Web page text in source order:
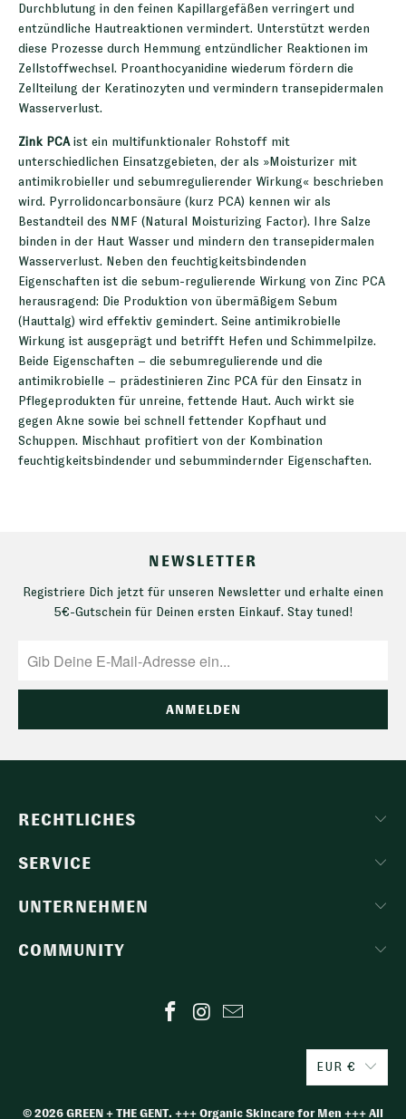
Durchblutung in den feinen Kapillargefäßen verringert und
entzündliche Hautreaktionen vermindert. Unterstützt werden
diese Prozesse durch Hemmung entzündlicher Reaktionen im
Zellstoffwechsel. Proanthocyanidine wiederum fördern die
Zellteilung der Keratinozyten und vermindern transepidermalen
Wasserverlust.
Zink PCAist ein multifunktionaler Rohstoff mit
unterschiedlichen Einsatzgebieten, der als »Moisturizer mit
antimikrobieller und sebumregulierender Wirkung« beschrieben
wird. Pyrrolidoncarbonsäure (kurz PCA) kennen wir als
Bestandteil des NMF (Natural Moisturizing Factor). Ihre Salze
binden in der Haut Wasser und mindern den transepidermalen
Wasserverlust. Neben den feuchtigkeitsbindenden
Eigenschaften ist die sebum-regulierende Wirkung von Zinc PCA
herausragend: Die Produktion von übermäßigem Sebum
(Hauttalg) wird effektiv gemindert. Seine antimikrobielle
Wirkung ist ausgeprägt und betrifft Hefen und Schimmelpilze.
Beide Eigenschaften – die sebumregulierende und die
antimikrobielle – prädestinieren Zinc PCA für den Einsatz in
Pflegeprodukten für unreine, fettende Haut. Auch wirkt sie
gegen Akne sowie bei schnell fettender Kopfhaut und
Schuppen. Mischhaut profitiert von der Kombination
feuchtigkeitsbindender und sebummindernder Eigenschaften.
NEWSLETTER
Registriere Dich jetzt für unseren Newsletter und erhalte einen
5€-Gutschein für Deinen ersten Einkauf. Stay tuned!
RECHTLICHES
SERVICE
UNTERNEHMEN
COMMUNITY
EUR €
© 2026GREEN + THE GENT. +++ Organic Skincare for Men +++ All